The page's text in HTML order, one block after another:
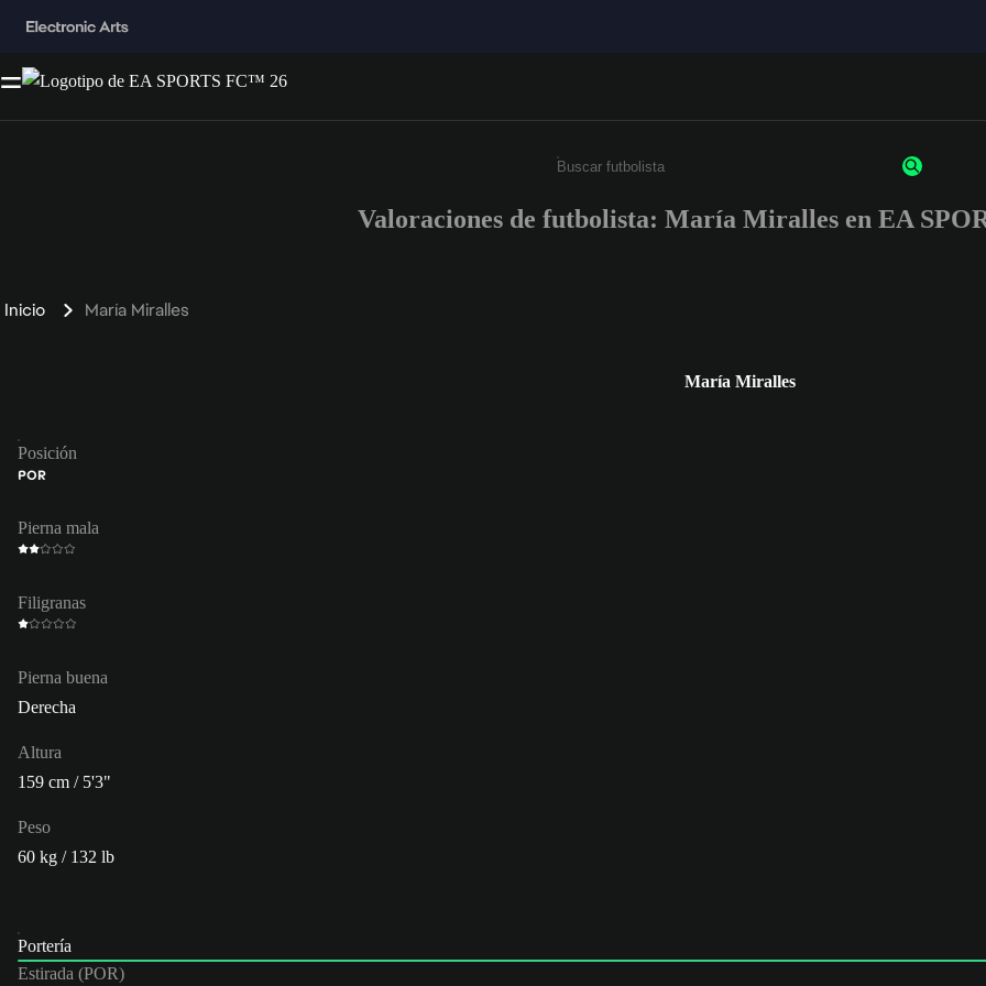
Escribe un mínimo de 3 caracteres o números.
Valoraciones de futbolista: María Miralles en EA
Inicio María Miralles
María Miralles
Posición
POR
Pierna mala
Filigranas
Pierna buena
Derecha
Altura
159 cm / 5'3"
Peso
60 kg / 132 lb
Portería
Estirada (POR)